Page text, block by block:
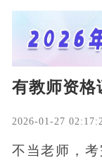
有教师资格
2026-01-27
不当老师，